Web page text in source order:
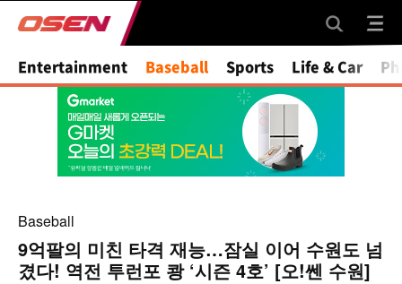
Mute
Entertainment Baseball Sports Life & Car
Baseball
9억팔의 미친 타격 재능…잠실 이어 수원도 넘
겼다! 역전 투런포 쾅 ‘시즌 4호’ [오!쎈 수원]